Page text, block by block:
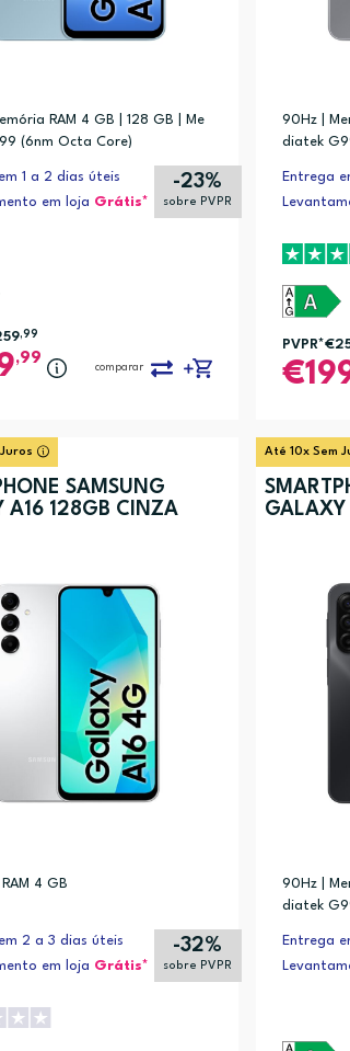
Buds Pro, Galaxy Buds Live, Galaxy
Buds2 Pro, Galaxy Buds Pro, Galaxy Buds
RAM 4 GB | 128 GB | Me
(6nm Octa Core)
1 a 2 dias úteis
em loja Grátis*
-23%
sobre PVPR
,99
,99
comparar
90Hz |
diatek
Entrega
PVPR*
SAMSUNG
A16 128GB CINZA
4 GB
2 a 3 dias úteis
em loja Grátis*
-32%
sobre PVPR
Até 10x Sem
GALAXY
90Hz |
diatek
Entrega